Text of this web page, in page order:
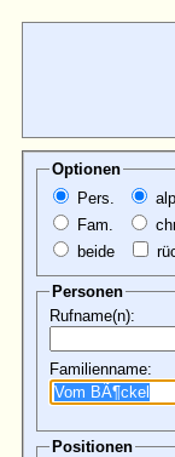
Optionen
Pers.
Fam.
beide
Personen
Rufname(n):
Familienname:
Positionen